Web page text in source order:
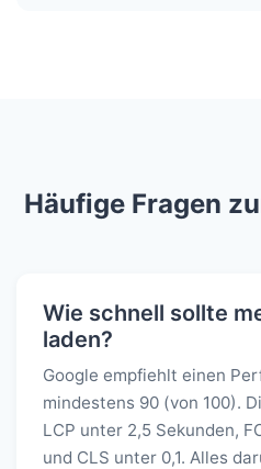
Häufige Fragen
Wie schnell sollte
laden?
Google empfiehlt einen
mindestens 90 (von 100).
LCP unter 2,5 Sekunden,
und CLS unter 0,1. Alles